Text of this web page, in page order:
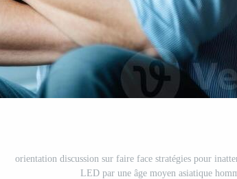
orientation discussion sur faire face stratégies pour
LED par une âge moyen asiatique